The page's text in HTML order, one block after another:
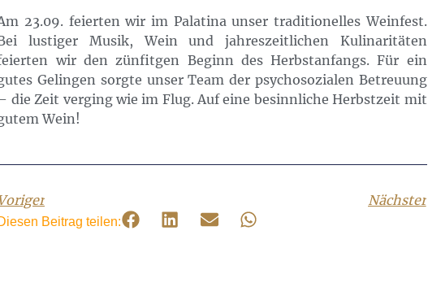
23.09. feierten wir im Palatina unser traditionelles Weinfest.
lustiger Musik, Wein und jahreszeitlichen Kulinaritäten
wir den zünfitgen Beginn des Herbstanfangs. Für ein
Gelingen sorgte unser Team der psychosozialen Betreuung
die Zeit verging wie im Flug. Auf eine besinnliche Herbstzeit mit
Wein!
Nächster
Beitrag teilen: